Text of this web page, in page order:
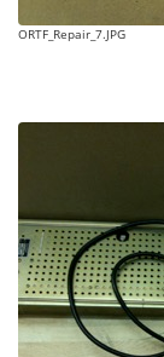
ORTF_Repair_7.JPG